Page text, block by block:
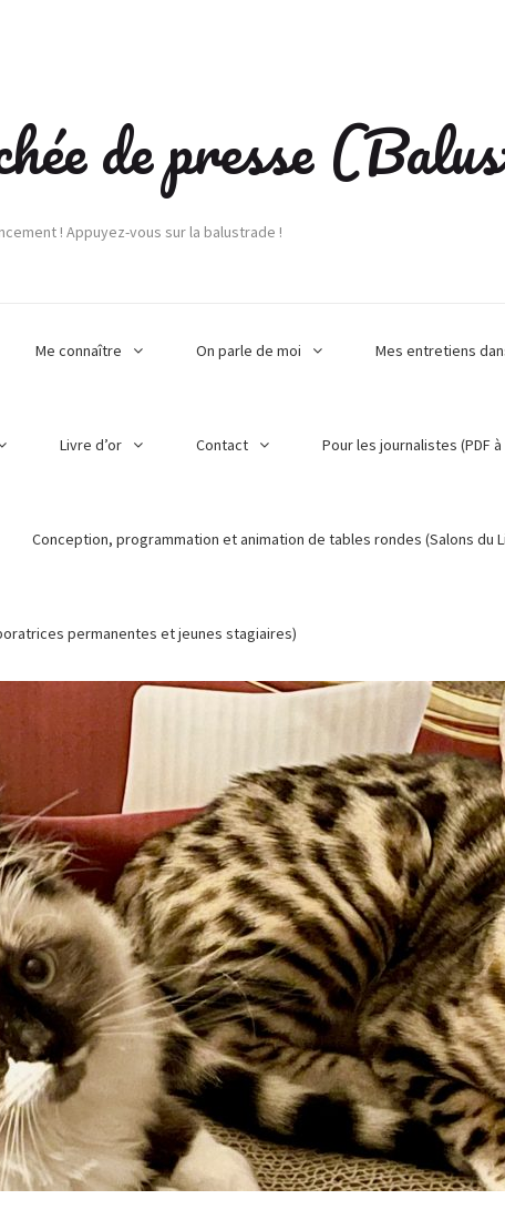
de presse
! Appuyez-vous sur la balustrade !
Me connaître On parle de moi Mes entretiens
Livre d’or Contact Pour les journalistes (PDF
Conception, programmation et animation de tables rondes (Salons du
permanentes et jeunes stagiaires)